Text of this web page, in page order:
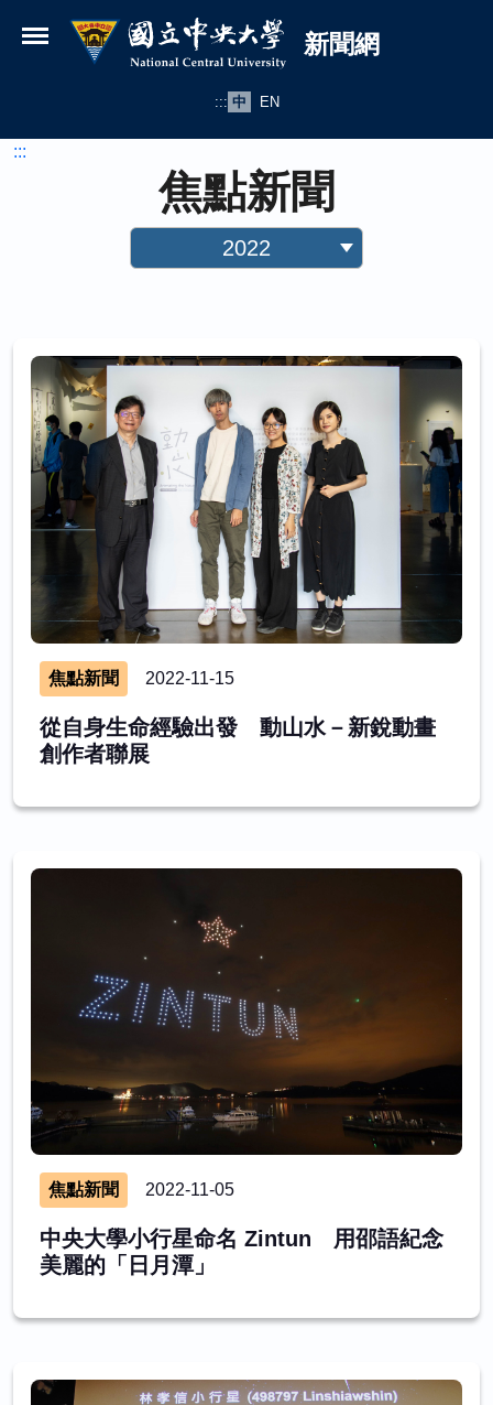
國立中央大學新聞網
新聞網
::: 中 EN
:::
焦點新聞
2022
焦點新聞 2022-11-15
從自身生命經驗出發 動山水－新銳動畫
創作者聯展
焦點新聞 2022-11-05
中央大學小行星命名 Zintun 用邵語紀念
美麗的「日月潭」